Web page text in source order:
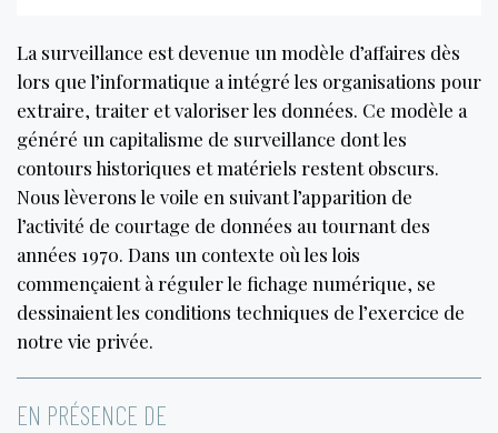
La surveillance est devenue un modèle d’affaires dès
lors que l’informatique a intégré les organisations pour
extraire, traiter et valoriser les données. Ce modèle a
généré un capitalisme de surveillance dont les
contours historiques et matériels restent obscurs.
Nous lèverons le voile en suivant l’apparition de
l’activité de courtage de données au tournant des
années 1970. Dans un contexte où les lois
commençaient à réguler le fichage numérique, se
dessinaient les conditions techniques de l’exercice de
notre vie privée.
EN PRÉSENCE DE